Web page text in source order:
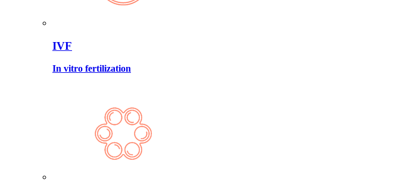
IVF
In vitro fertilization